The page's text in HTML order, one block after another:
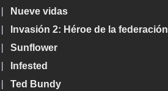
Nueve vidas
Invasión 2: Héroe de la federación
Sunflower
Infested
Ted Bundy